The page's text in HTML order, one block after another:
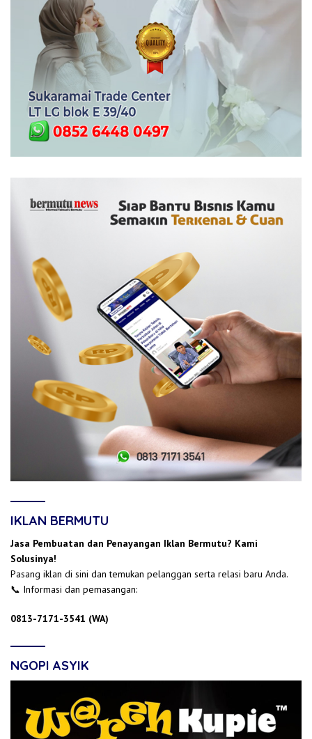
IKLAN BERMUTU
Jasa Pembuatan dan Penayangan Iklan Bermutu? Kami
Solusinya!
Pasang iklan di sini dan temukan pelanggan serta relasi baru Anda.
📞 Informasi dan pemasangan:
0813-7171-3541 (WA)
NGOPI ASYIK